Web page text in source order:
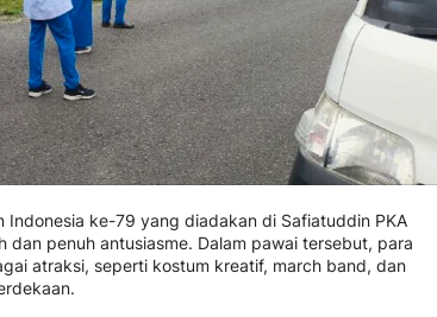
Indonesia ke-79 yang diadakan di Safiatuddin PKA
dan penuh antusiasme. Dalam pawai tersebut, para
atraksi, seperti kostum kreatif, march band, dan